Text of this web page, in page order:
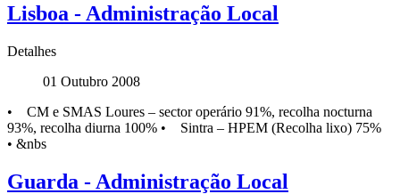
Lisboa - Administração Local
Detalhes
01 Outubro 2008
• CM e SMAS Loures – sector operário 91%, recolha nocturna
93%, recolha diurna 100% • Sintra – HPEM (Recolha lixo) 75%
• &nbs
Guarda - Administração Local